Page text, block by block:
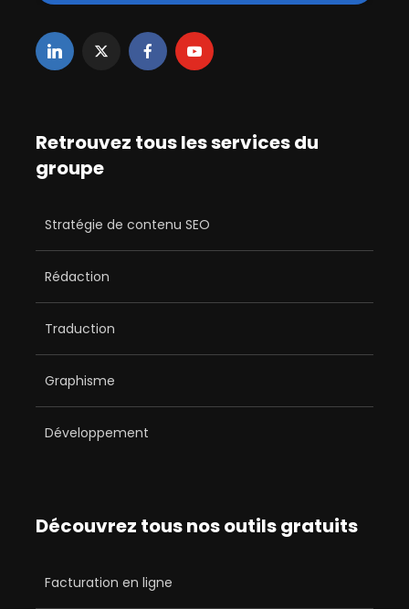
Retrouvez tous les services du
groupe
Stratégie de contenu SEO
Rédaction
Traduction
Graphisme
Développement
Découvrez tous nos outils gratuits
Facturation en ligne